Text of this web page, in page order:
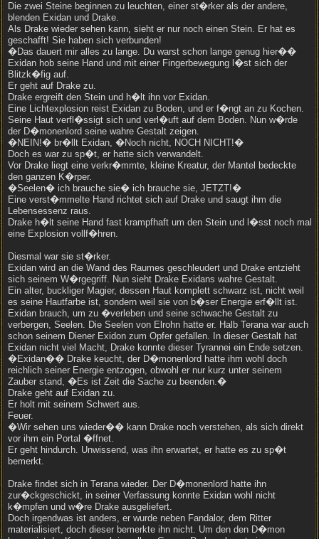
Die zwei Steine beginnen zu leuchten, einer st�rker als der andere,
blenden Exidan und Drake.
Als Drake wieder sehen kann, sieht er nur noch einen Stein. Er hat es
geschafft! Sie haben sich verbunden!
�Das dauert mir alles zu lange. Du warst schon lange genug hier��
Exidan hob seine Hand und mit einer Fingerbewegung l�st sich der
Blitzk�fig auf.
Er geht auf Drake zu.
Drake ergreift den Stein und h�lt ihn vor Exidan.
Eine Lichtexplosion reist Exidan zu Boden, und er f�ngt an zu Kochen.
Seine Haut verfl�ssigt sich und verl�uft auf dem Boden. Nun w�rde
der D�monenlord seine wahre Gestalt zeigen.
�NEIN!� br�llt Exidan, �Noch nicht, NOCH NICHT!�
Doch es war zu sp�t, er hatte sich verwandelt.
Vor Drake liegt eine verkr�mmte, kleine Kreatur, der Mantel bedeckte
den ganzen K�rper.
�Seelen� ich brauche sie� ich brauche sie, JETZT!�
Eine verst�mmelte Hand richtet sich auf Drake und saugt ihm die
Lebensessenz raus.
Drake h�lt seine Hand fast krampfhaft um den Stein und l�sst noch mal
eine Explosion vollf�hren.
Diesmal war sie st�rker.
Exidan wird an die Wand des Raumes geschleudert und Drake entzieht
sich seinem W�rgegriff. Nun sieht Drake Exidans wahre Gestalt.
Ein alter, buckliger Magier, dessen Haut komplett schwarz ist, nicht weil
es seine Hautfarbe ist, sondern weil sie von b�ser Energie erf�llt ist.
Exidan brauch, um zu �verleben und seine schwache Gestalt zu
verbergen, Seelen. Die Seelen von Elrohn hatte er. Halb Terana war auch
schon seinem Diener Exidon zum Opfer gefallen. In dieser Gestalt hat
Exidan nicht viel Macht, Drake konnte dieser Tyrannei ein Ende setzen.
�Exidan�� Drake keucht, der D�monenlord hatte ihm wohl doch
reichlich seiner Energie entzogen, obwohl er nur kurz unter seinem
Zauber stand, �Es ist Zeit die Sache zu beenden.�
Drake geht auf Exidan zu.
Er holt mit seinem Schwert aus.
Feuer.
�Wir sehen uns wieder�� kann Drake noch verstehen, als sich direkt
vor ihm ein Portal �ffnet.
Er geht hindurch. Unwissend, was ihn erwartet, er hatte es zu sp�t
bemerkt.
Drake findet sich in Terana wieder. Der D�monenlord hatte ihn
zur�ckgeschickt, in seiner Verfassung konnte Exidan wohl nicht
k�mpfen und w�re Drake ausgeliefert.
Doch irgendwas ist anders, er wurde neben Fandalor, dem Ritter
materialisiert, doch dieser bemerkte ihn nicht. Um den den D�mon